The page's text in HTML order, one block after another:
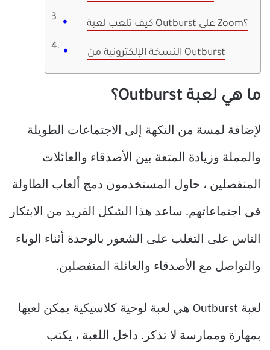
كيف تلعب لعبة Outburst على Zoom؟
النسخة الإلكترونية من Outburst
ما هي لعبة Outburst؟
لإضافة لمسة من النكهة إلى الاجتماعات الطويلة
والمملة وزيادة المتعة بين الأصدقاء والعائلات
المنفصلين ، حاول المستخدمون دمج ألعاب الطاولة
في اجتماعاتهم. ساعد هذا الشكل الفريد من الابتكار
الناس على التغلب على الشعور بالوحدة أثناء الوباء
والتواصل مع الأصدقاء والعائلة المنفصلين.
لعبة Outburst هي لعبة لوحية كلاسيكية يمكن لعبها
بمهارة وممارسة لا تذكر. داخل اللعبة ، يكتب